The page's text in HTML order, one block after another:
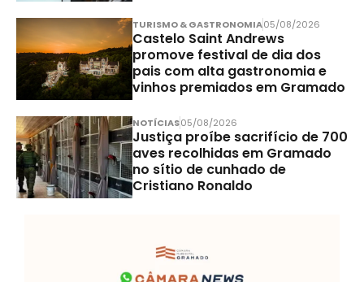
TURISMO & GASTRONOMIA05/08/2026
Castelo Saint Andrews
promove festival de dia dos
pais com alta gastronomia e
vinhos premiados em Gramado
NOTÍCIAS05/08/2026
Justiça proíbe sacrifício de 700
aves recolhidas em Gramado
no sítio de cunhado de
Cristiano Ronaldo